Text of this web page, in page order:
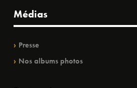
Médias
Presse
Nos albums photos